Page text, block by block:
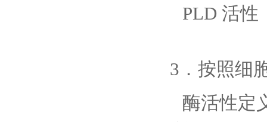
PLD 活性
3．按照细
酶活性定